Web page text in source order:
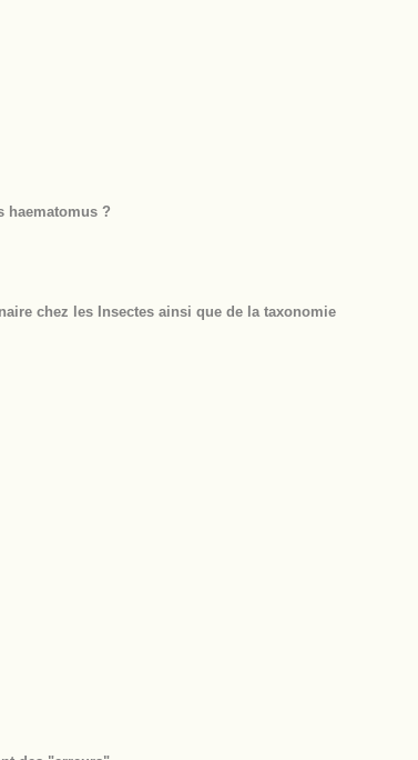
haematomus ?
chez les Insectes ainsi que de la taxonomie